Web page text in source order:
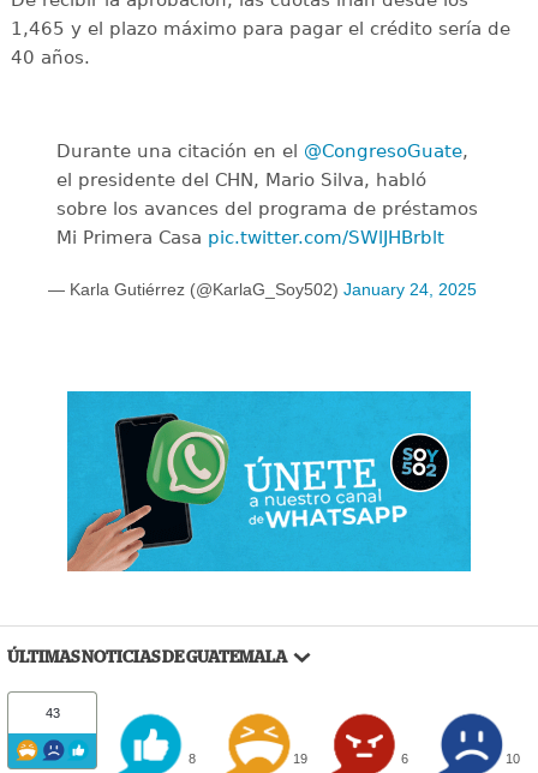
1,465 y el plazo máximo para pagar el crédito sería de
40 años.
Durante una citación en el @CongresoGuate,
el presidente del CHN, Mario Silva, habló
sobre los avances del programa de préstamos
Mi Primera Casa pic.twitter.com/SWlJHBrblt
— Karla Gutiérrez (@KarlaG_Soy502) January 24, 2025
ÚLTIMAS NOTICIAS DE GUATEMALA
43
8 19 6 10